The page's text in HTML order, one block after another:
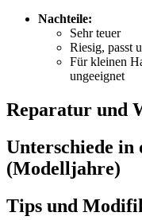
Nachteile:
Sehr teuer
Riesig, passt
Für kleinen
ungeeignet
Reparatur und
Unterschiede in
(Modelljahre)
Tips und